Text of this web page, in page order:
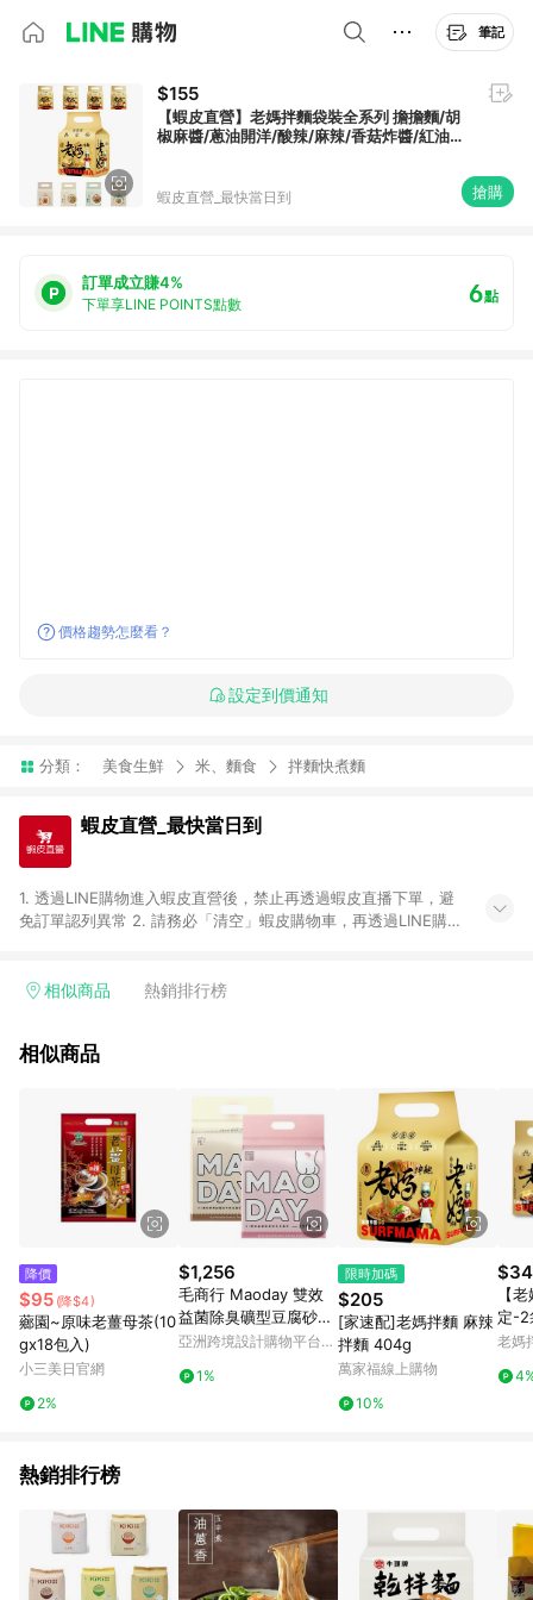
筆記
$155
【蝦皮直營】老媽拌麵袋裝全系列 擔擔麵/胡
椒麻醬/蔥油開洋/酸辣/麻辣/香菇炸醬/紅油擔
蝦皮直營_最快當日到 搶購
訂單成立賺4%
下單享LINE POINTS點數 6點
價格趨勢怎麼看？
設定到價通知
分類： 美食生鮮 米、麵食 拌麵快煮麵
蝦皮直營_最快當日到
1. 透過LINE購物進入蝦皮直營後，禁止再透過蝦皮直播下單，避
免訂單認列異常 2. 請務必「清空」蝦皮購物車，再透過LINE購物
單，若您完成交易後，想下第二張訂單，請重新從LINE購物連結
列商品、Android手機、汽機車、一歲以下嬰兒配方奶粉、醫療器
https://reurl.cc/Gazvnp 5. 蝦皮直營之訂單適用於部分點數紅
包，規範請依該紅包頁說明為主。 6. 點數回饋將依照蝦皮提供扣
除折價券、運費與蝦幣後之最終金額進行計算。 7. 同一商品品項
(即便不同尺寸規格)，皆會計入同一筆返點上限進行計算。 8. 用
戶需於同一瀏覽器進行交易（若自動跳轉 APP，請在 APP交
易）。 9. 若使用不同物流或付款方式，將拆分成不同筆訂單編號
發送通知。 10. 若使用折價券折抵，可能會有攤提折抵導致訂單
金額些微落差。 11. 蝦皮會將LINE的導購跳轉紀錄與蝦皮的會員
ID進行綁定，若後續七天內未透過其他媒體來源導入蝦皮官網，
則七天內於該蝦皮帳號下訂的首筆訂單會被蝦皮認列為該LINE用
戶導購跳轉時所成立之訂單。 12. 若同一用戶使用一個以上蝦皮
帳號透過LINE購物進行導購，將可能導致無法收到導購通知，亦
可能無法收到點數，再請留意。 13. 請注意以下行為將可能導致
無法取得 LINE POINTS 點數回饋資格：使用非指定之途徑及方式
確認；超過60天(含)以上進行申訴，恕無法贈點回饋。需檢附蝦
皮訂單完成、LINE購物訂單記錄，如於LINE購物訂單紀錄已呈
現：「非本次前往蝦皮商店之品項，不符合回饋資格 」，則不受
理此案件。 [注意事項] 1. 如導購途中用戶由網頁版(電腦版/手機
版網頁)切換為 APP 會造成追蹤中斷而無法進行 LINE POINTS 回
饋。 2. 若購買過程中關閉蝦皮APP，則需重新透過LINE購物前往
相似商品 熱銷排行榜
相似商品
降價
$95 (降$4)
薌園~原味老薑母茶(10
gx18包入)
小三美日官網
2%
$1,256
毛商行 Maoday 雙效
益菌除臭礦型豆腐砂2.
5kg 沸石+松木組合 4
亞洲跨境設計購物平台
1%
限時加碼
$205
[家速配]老媽拌麵 麻辣
拌麵 404g
萬家福線上購物
10%
【
定-2
擔
老媽
熱銷排行榜